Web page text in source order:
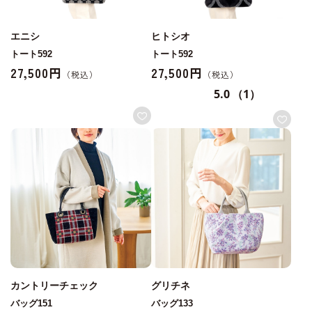
エニシ
トート592
27,500円
ヒトシオ
トート592
27,500円
5.0 （1）
カントリーチェック
バッグ151
グリチネ
バッグ133